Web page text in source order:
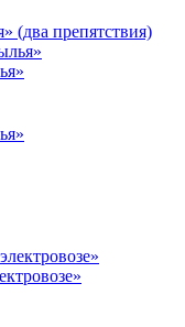
(два препятствия)